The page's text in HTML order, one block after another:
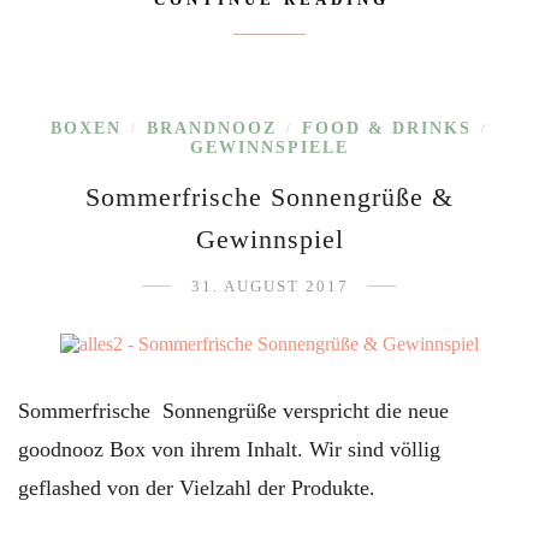
BOXEN / BRANDNOOZ / FOOD & DRINKS /
GEWINNSPIELE
Sommerfrische Sonnengrüße &
Gewinnspiel
31. AUGUST 2017
Sommerfrische Sonnengrüße verspricht die neue
goodnooz Box von ihrem Inhalt. Wir sind völlig
geflashed von der Vielzahl der Produkte.